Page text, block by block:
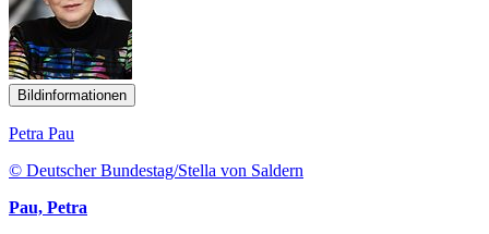
Bildinformationen
Petra Pau
© Deutscher Bundestag/Stella von Saldern
Pau, Petra